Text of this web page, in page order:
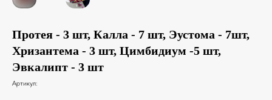
Протея - 3 шт, Калла - 7 шт, Эустома - 7шт,
Хризантема - 3 шт, Цимбидиум -5 шт,
Эвкалипт - 3 шт
Артикул: